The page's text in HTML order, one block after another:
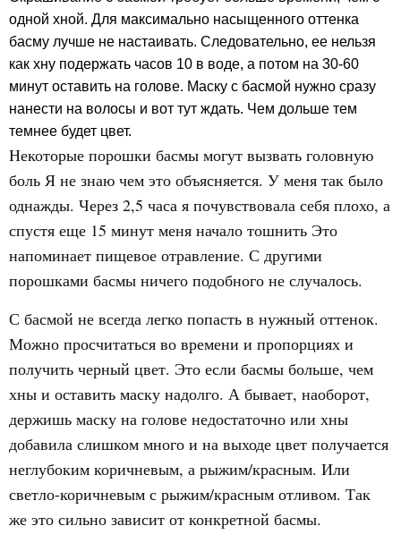
одной хной. Для максимально насыщенного оттенка
басму лучше не настаивать. Следовательно, ее нельзя
как хну подержать часов 10 в воде, а потом на 30-60
минут оставить на голове. Маску с басмой нужно сразу
нанести на волосы и вот тут ждать. Чем дольше тем
темнее будет цвет.
Некоторые порошки басмы могут вызвать головную
боль Я не знаю чем это объясняется. У меня так было
однажды. Через 2,5 часа я почувствовала себя плохо, а
спустя еще 15 минут меня начало тошнить Это
напоминает пищевое отравление. С другими
порошками басмы ничего подобного не случалось.
С басмой не всегда легко попасть в нужный оттенок.
Можно просчитаться во времени и пропорциях и
получить черный цвет. Это если басмы больше, чем
хны и оставить маску надолго. А бывает, наоборот,
держишь маску на голове недостаточно или хны
добавила слишком много и на выходе цвет получается
неглубоким коричневым, а рыжим/красным. Или
светло-коричневым с рыжим/красным отливом. Так
же это сильно зависит от конкретной басмы.